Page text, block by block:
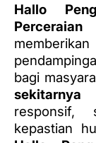
Hallo
bagi
sekitarnya
responsif,
kepastian